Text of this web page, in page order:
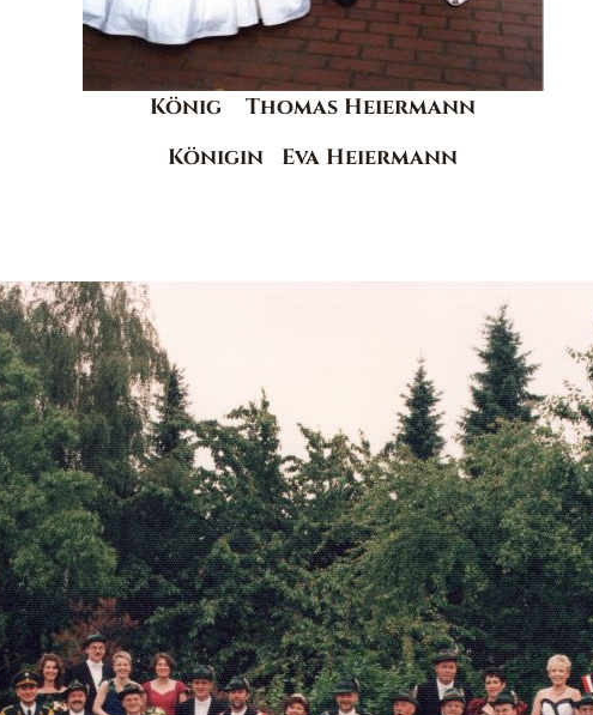
König Thomas Heiermann
Königin Eva Heiermann